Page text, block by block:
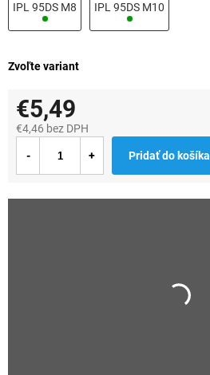
Zvoľte variant
IPL 95DS M8 IPL 95DS M10
€5,49
€4,46 bez DPH
cena:
Pridať do košíka